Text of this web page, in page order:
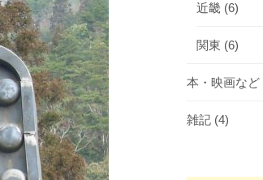
近畿 (6)
関東 (6)
本・映画など
雑記 (4)